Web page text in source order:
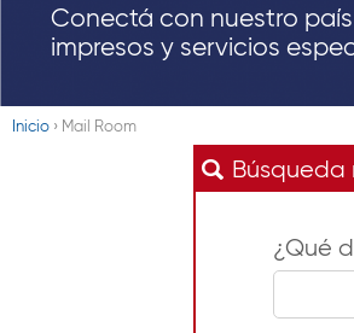
A
Conectá con nuestro
impresos y servicios
Inicio › Mail Room
Búsqueda
¿Qué